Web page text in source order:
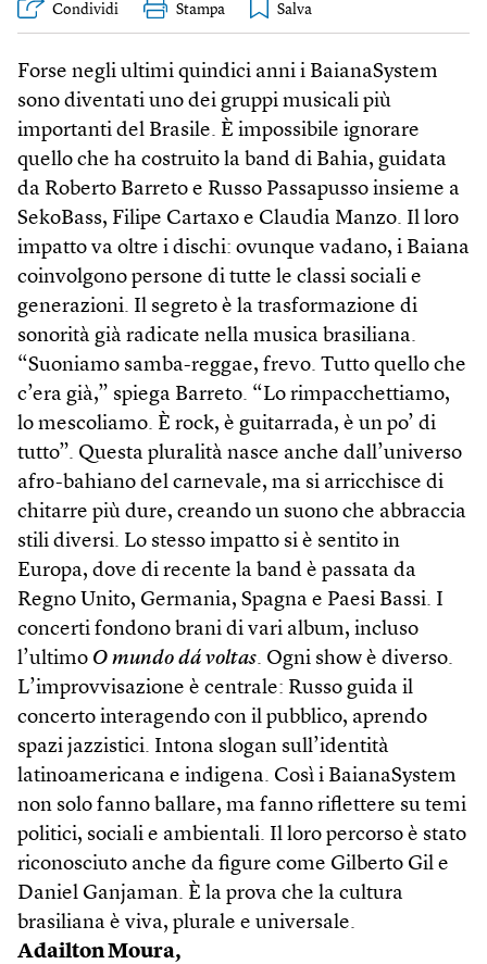
Condividi Stampa
Forse negli ultimi quindici anni i BaianaSystem
sono diventati uno dei gruppi musicali più
importanti del Brasile. È impossibile ignorare
quello che ha costruito la band di Bahia, guidata
da Roberto Barreto e Russo Passapusso insieme a
SekoBass, Filipe Cartaxo e Claudia Manzo. Il loro
impatto va oltre i dischi: ovunque vadano, i Baiana
coinvolgono persone di tutte le classi sociali e
generazioni. Il segreto è la trasformazione di
sonorità già radicate nella musica brasiliana.
“Suoniamo samba-reggae, frevo. Tutto quello che
c’era già,” spiega Barreto. “Lo rimpacchettiamo,
lo mescoliamo. È rock, è guitarrada, è un po’ di
tutto”. Questa pluralità nasce anche dall’universo
afro-bahiano del carnevale, ma si arricchisce di
chitarre più dure, creando un suono che abbraccia
stili diversi. Lo stesso impatto si è sentito in
Europa, dove di recente la band è passata da
Regno Unito, Germania, Spagna e Paesi Bassi. I
concerti fondono brani di vari album, incluso
l’ultimo O mundo dá voltas. Ogni show è diverso.
L’improvvisazione è centrale: Russo guida il
concerto interagendo con il pubblico, aprendo
spazi jazzistici. Intona slogan sull’identità
latinoamericana e indigena. Così i BaianaSystem
non solo fanno ballare, ma fanno riflettere su temi
politici, sociali e ambientali. Il loro percorso è stato
riconosciuto anche da figure come Gilberto Gil e
Daniel Ganjaman. È la prova che la cultura
brasiliana è viva, plurale e universale.
Adailton Moura,